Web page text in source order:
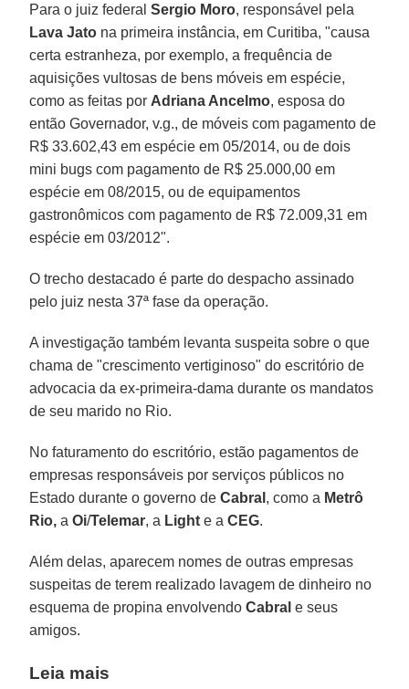
Para o juiz federalSergio Moro, responsável pela
Lava Jato na primeira instância, em Curitiba, "causa
certa estranheza, por exemplo, a frequência de
aquisições vultosas de bens móveis em espécie,
como as feitas por Adriana Ancelmo, esposa do
então Governador, v.g., de móveis com pagamento de
R$ 33.602,43 em espécie em 05/2014, ou de dois
mini bugs com pagamento de R$ 25.000,00 em
espécie em 08/2015, ou de equipamentos
gastronômicos com pagamento de R$ 72.009,31 em
espécie em 03/2012".
O trecho destacado é parte do despacho assinado
pelo juiz nesta 37ª fase da operação.
A investigação também levanta suspeita sobre o que
chama de "crescimento vertiginoso" do escritório de
advocacia da ex-primeira-dama durante os mandatos
de seu marido no Rio.
No faturamento do escritório, estão pagamentos de
empresas responsáveis por serviços públicos no
Estado durante o governo deCabral , como a Metrô
Rio, aOi/Telemar, a Light e aCEG.
Além delas, aparecem nomes de outras empresas
suspeitas de terem realizado lavagem de dinheiro no
esquema de propina envolvendoCabral e seus
amigos.
Leia mais